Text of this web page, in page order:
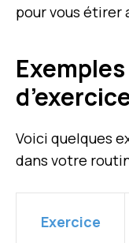
pour vous étirer
Voici quelques
dans votre
Exercice